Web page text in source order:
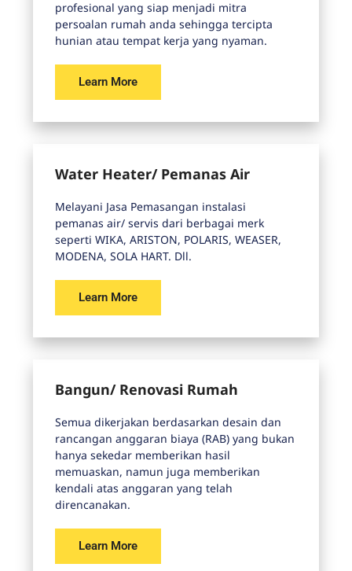
profesional yang siap menjadi mitra
persoalan rumah anda sehingga tercipta
hunian atau tempat kerja yang nyaman.
Learn More
Water Heater/ Pemanas Air
Melayani Jasa Pemasangan instalasi
pemanas air/ servis dari berbagai merk
seperti WIKA, ARISTON, POLARIS, WEASER,
MODENA, SOLA HART. Dll.
Learn More
Bangun/ Renovasi Rumah
Semua dikerjakan berdasarkan desain dan
rancangan anggaran biaya (RAB) yang bukan
hanya sekedar memberikan hasil
memuaskan, namun juga memberikan
kendali atas anggaran yang telah
direncanakan.
Learn More